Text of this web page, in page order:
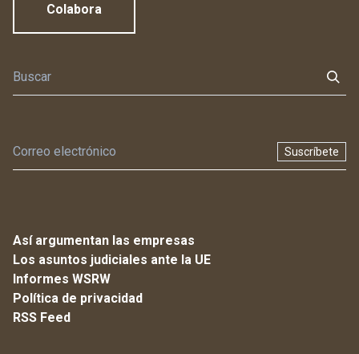
Colabora
Suscríbete
Así argumentan las empresas
Los asuntos judiciales ante la UE
Informes WSRW
Política de privacidad
RSS Feed